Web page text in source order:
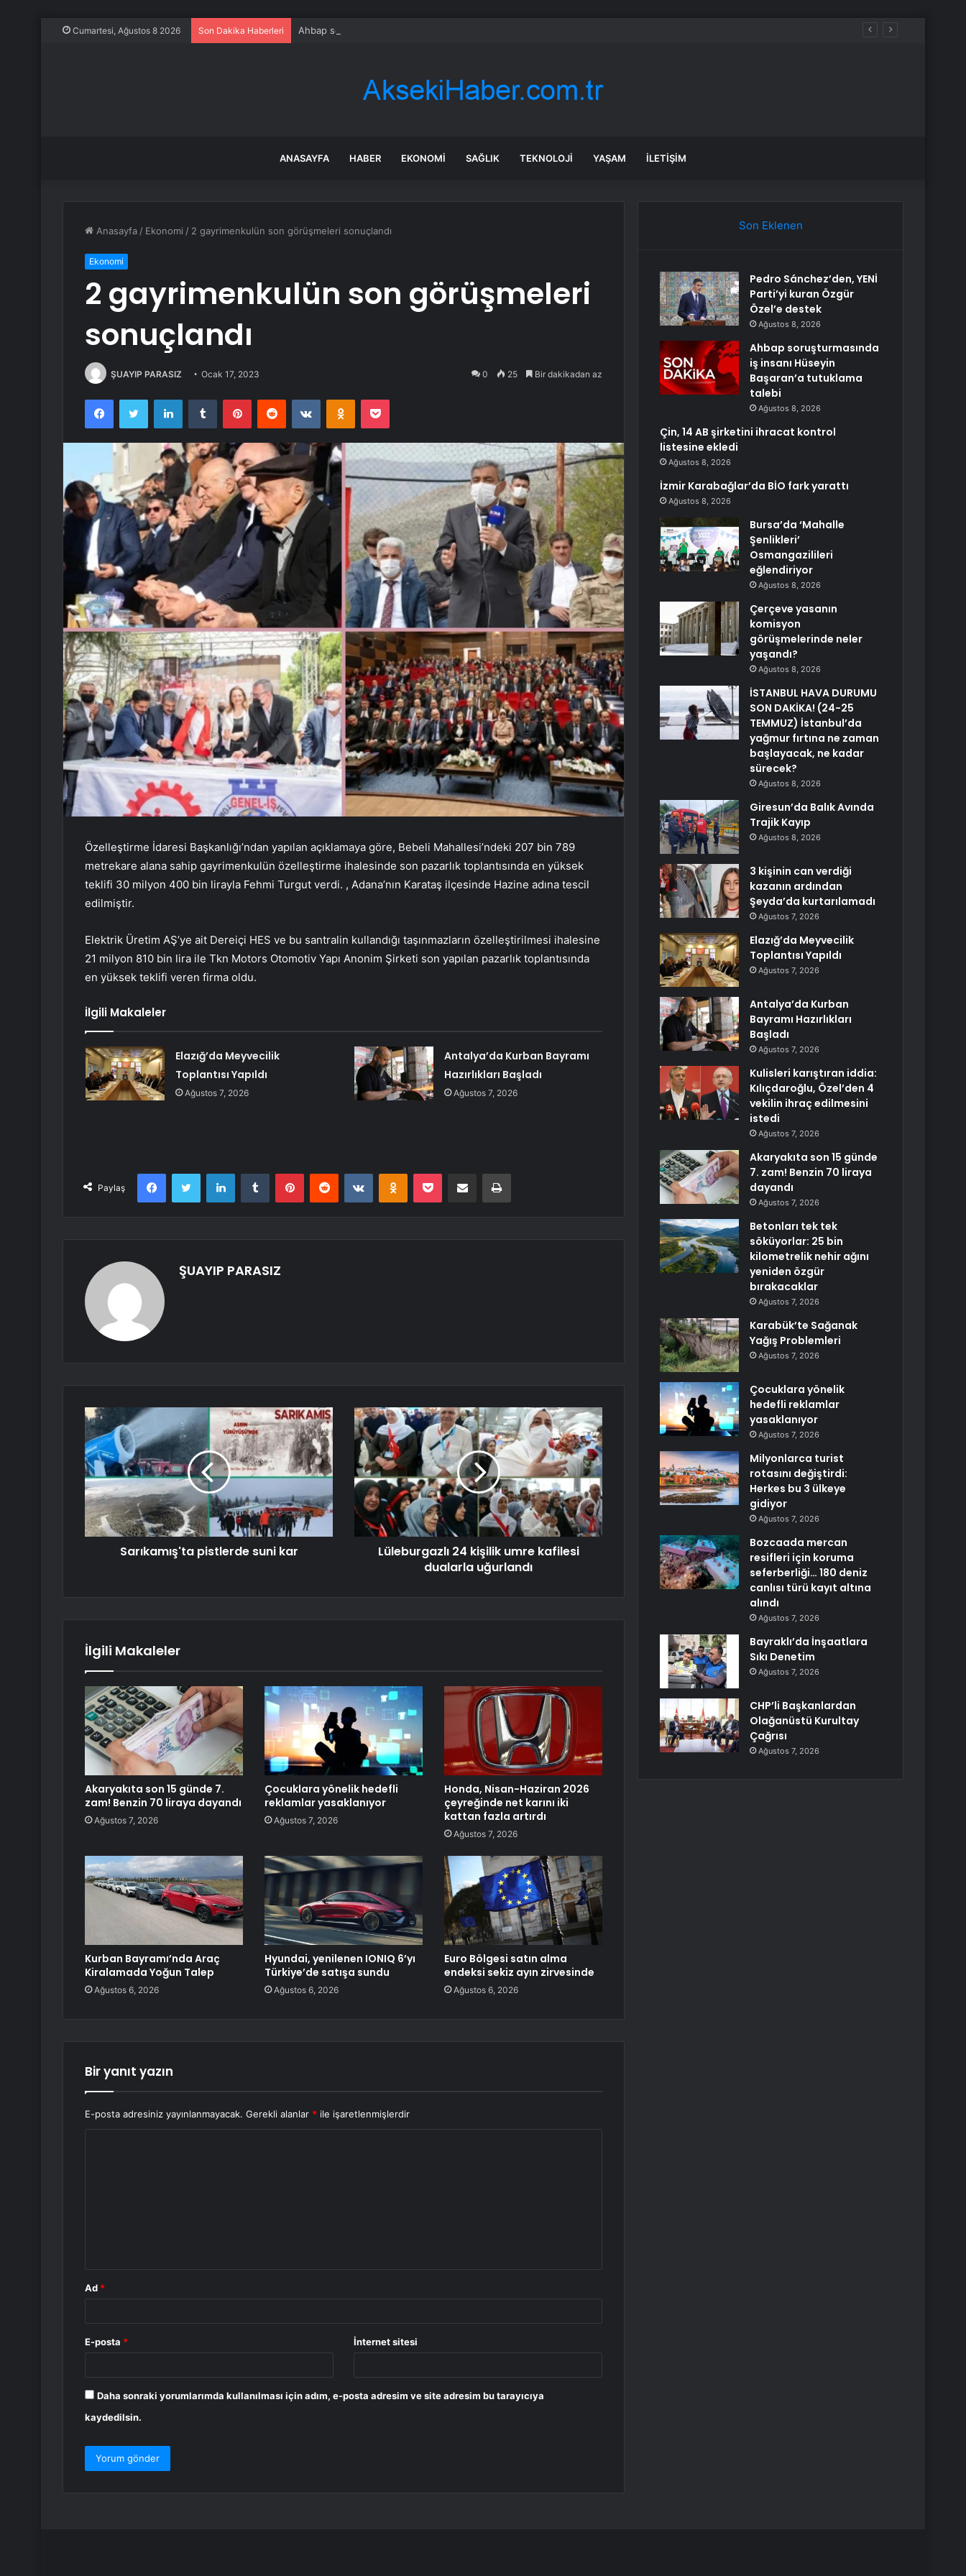
Cumartesi, Ağustos 8 2026 Son Dakika Haberleri Ahbap soruşturmasında iş insanı Hüseyin Başaran’a tutuklama talebi
ANASAYFA HABER EKONOMI SAĞLIK TEKNOLOJI YAŞAM İLETIŞIM
Anasayfa / Ekonomi / 2 gayrimenkulün son görüşmeleri sonuçlandı
Ekonomi
2 gayrimenkulün son görüşmeleri
sonuçlandı
ŞUAYIP PARASIZ Ocak 17, 2023 0 25 Bir dakikadan az
FacebookTwitter LinkedInTumblr PinterestReddit VKontakteOdnoklassniki
Pocket
Özelleştirme İdaresi Başkanlığı’ndan yapılan açıklamaya göre, Bebeli Mahallesi’ndeki 207 bin 789
metrekare alana sahip gayrimenkulün özelleştirme ihalesinde son pazarlık toplantısında en yüksek
teklifi 30 milyon 400 bin lirayla Fehmi Turgut verdi. , Adana’nın Karataş ilçesinde Hazine adına tescil
edilmiştir.
Elektrik Üretim AŞ’ye ait Dereiçi HES ve bu santralin kullandığı taşınmazların özelleştirilmesi ihalesine
21 milyon 810 bin lira ile Tkn Motors Otomotiv Yapı Anonim Şirketi son yapılan pazarlık toplantısında
en yüksek teklifi veren firma oldu.
İlgili Makaleler
Elazığ’da Meyvecilik
Toplantısı Yapıldı
Ağustos 7, 2026
Antalya’da Kurban Bayramı
Hazırlıkları Başladı
Ağustos 7, 2026
Paylaş
FacebookTwitter LinkedInTumblr PinterestReddit VKontakteOdnoklassniki
Pocket E-Posta ile paylaş Yazdır
ŞUAYIP PARASIZ
Sarıkamış'ta pistlerde suni kar
Lüleburgazlı 24 kişilik umre kafilesi
dualarla uğurlandı
İlgili Makaleler
Akaryakıta son 15 günde 7.
zam! Benzin 70 liraya dayandı
Ağustos 7, 2026
Çocuklara yönelik hedefli
reklamlar yasaklanıyor
Ağustos 7, 2026
Honda, Nisan-Haziran 2026
çeyreğinde net karını iki
kattan fazla artırdı
Ağustos 7, 2026
Kurban Bayramı’nda Araç
Kiralamada Yoğun Talep
Ağustos 6, 2026
Hyundai, yenilenen IONIQ 6’yı
Türkiye’de satışa sundu
Ağustos 6, 2026
Euro Bölgesi satın alma
endeksi sekiz ayın zirvesinde
Ağustos 6, 2026
Bir yanıt yazın
E-posta adresiniz yayınlanmayacak. Gerekli alanlar * ile işaretlenmişlerdir
Ad *
E-posta * İnternet sitesi
Daha sonraki yorumlarımda kullanılması için adım, e-posta adresim ve site adresim bu tarayıcıya
kaydedilsin.
Son Eklenen
Pedro Sánchez’den, YENİ
Parti’yi kuran Özgür
Özel’e destek
Ağustos 8, 2026
Ahbap soruşturmasında
iş insanı Hüseyin
Başaran’a tutuklama
talebi
Ağustos 8, 2026
Çin, 14 AB şirketini ihracat kontrol
listesine ekledi
Ağustos 8, 2026
İzmir Karabağlar’da BİO fark yarattı
Ağustos 8, 2026
Bursa’da ‘Mahalle
Şenlikleri’
Osmangazilileri
eğlendiriyor
Ağustos 8, 2026
Çerçeve yasanın
komisyon
görüşmelerinde neler
yaşandı?
Ağustos 8, 2026
İSTANBUL HAVA DURUMU
SON DAKİKA! (24-25
TEMMUZ) İstanbul’da
yağmur fırtına ne zaman
başlayacak, ne kadar
sürecek?
Ağustos 8, 2026
Giresun’da Balık Avında
Trajik Kayıp
Ağustos 8, 2026
3 kişinin can verdiği
kazanın ardından
Şeyda’da kurtarılamadı
Ağustos 7, 2026
Elazığ’da Meyvecilik
Toplantısı Yapıldı
Ağustos 7, 2026
Antalya’da Kurban
Bayramı Hazırlıkları
Başladı
Ağustos 7, 2026
Kulisleri karıştıran iddia:
Kılıçdaroğlu, Özel’den 4
vekilin ihraç edilmesini
istedi
Ağustos 7, 2026
Akaryakıta son 15 günde
7. zam! Benzin 70 liraya
dayandı
Ağustos 7, 2026
Betonları tek tek
söküyorlar: 25 bin
kilometrelik nehir ağını
yeniden özgür
bırakacaklar
Ağustos 7, 2026
Karabük’te Sağanak
Yağış Problemleri
Ağustos 7, 2026
Çocuklara yönelik
hedefli reklamlar
yasaklanıyor
Ağustos 7, 2026
Milyonlarca turist
rotasını değiştirdi:
Herkes bu 3 ülkeye
gidiyor
Ağustos 7, 2026
Bozcaada mercan
resifleri için koruma
seferberliği… 180 deniz
canlısı türü kayıt altına
alındı
Ağustos 7, 2026
Bayraklı’da İnşaatlara
Sıkı Denetim
Ağustos 7, 2026
CHP’li Başkanlardan
Olağanüstü Kurultay
Çağrısı
Ağustos 7, 2026